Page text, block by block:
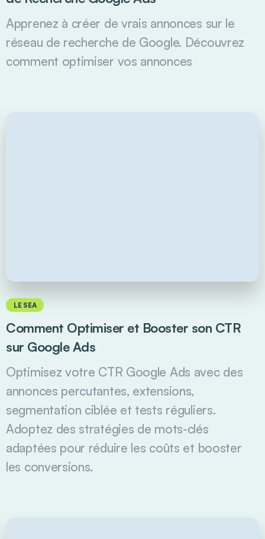
Apprenez à créer de vrais annonces sur le
réseau de recherche de Google. Découvrez
comment optimiser vos annonces
LE SEA
Comment Optimiser et Booster son CTR
sur Google Ads
Optimisez votre CTR Google Ads avec des
annonces percutantes, extensions,
segmentation ciblée et tests réguliers.
Adoptez des stratégies de mots-clés
adaptées pour réduire les coûts et booster
les conversions.